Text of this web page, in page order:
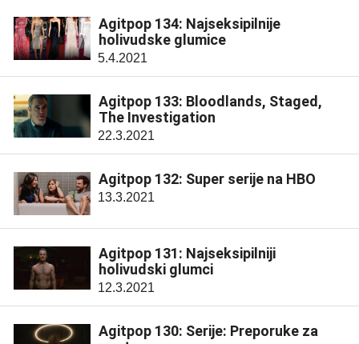
Agitpop 134: Najseksipilnije
holivudske glumice
5.4.2021
Agitpop 133: Bloodlands, Staged,
The Investigation
22.3.2021
Agitpop 132: Super serije na HBO
13.3.2021
Agitpop 131: Najseksipilniji
holivudski glumci
12.3.2021
Agitpop 130: Serije: Preporuke za